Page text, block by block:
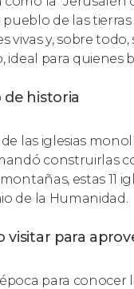
de las
vivas y, sobre
ideal para quienes
de historia
las iglesias
construirlas
estas 11
de la Humanidad.
visitar para
para conocer